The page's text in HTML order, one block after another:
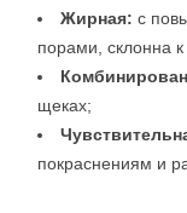
Жирная: с
порами, склонна к
щеках;
покраснениям и